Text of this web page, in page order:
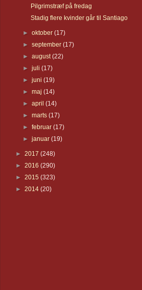
Pilgrimstræf på fredag
Stadig flere kvinder går til Santiago
►oktober(17)
►september(17)
►august(22)
►juli(17)
►juni(19)
►maj(14)
►april(14)
►marts(17)
►februar(17)
►januar(19)
► 2017 (248)
► 2016 (290)
► 2015 (323)
► 2014 (20)